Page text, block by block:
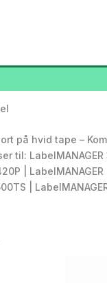
på hvid tape –
til: LabelMANAGER
| LabelMANAGER
|